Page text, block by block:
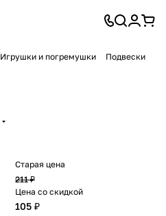
Игрушки и погремушки Подвески
Старая цена
211 ₽
Цена со скидкой
105 ₽